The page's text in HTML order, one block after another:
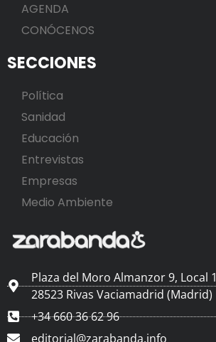
AGENDA
CONÓCENOS
SECCIONES
Política
Sanidad
Educación
Entrevistas
Empresas
Medio Ambiente
Plaza del Moro Almanzor 9, Local 1
28523 Rivas Vaciamadrid (Madrid)
+34 660 36 62 96
editorial@zarabanda.info